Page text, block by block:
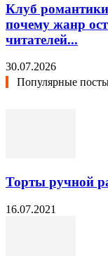
Клуб
почему жанр
читателей...
30.07.2026
Популярные
Торты ручной
16.07.2021